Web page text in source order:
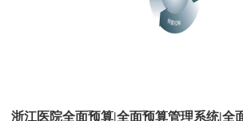
浙江医院全面预算|全面预算管理系统|全